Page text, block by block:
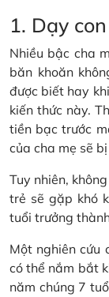
1. Dạy
Nhiều bậc cha
băn khoăn
được biết hay
kiến thức này.
tiền bạc trước
của cha mẹ sẽ
Tuy nhiên,
trẻ sẽ gặp khó
tuổi trưởng
Một nghiên cứu
có thể nắm bắt
năm chúng 7